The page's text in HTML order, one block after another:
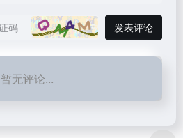
发表评论
暂无评论...